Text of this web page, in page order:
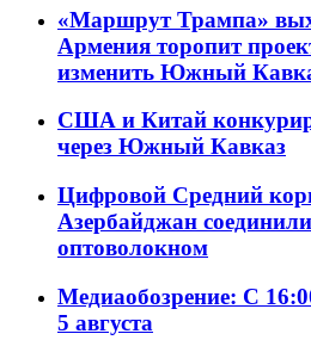
«Маршрут Трампа»
Армения торопит
изменить Южный
США и Китай
через Южный Кавказ
Цифровой Средний
Азербайджан
оптоволокном
Медиаобозрение: С
5 августа